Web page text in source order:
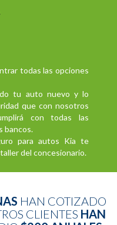
todas las opciones
tu auto nuevo y lo
que con nosotros
con todas las
bancos.
para autos Kia te
del concesionario.
HAN COTIZADO
CLIENTES HAN